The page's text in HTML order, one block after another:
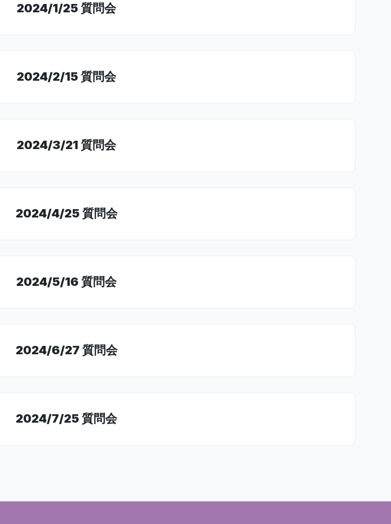
2024/1/25 質問会
2024/2/15 質問会
2024/3/21 質問会
2024/4/25 質問会
2024/5/16 質問会
2024/6/27 質問会
2024/7/25 質問会